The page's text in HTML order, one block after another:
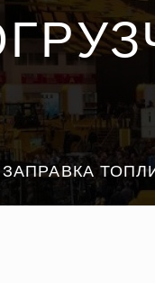
ЗАПРАВКА